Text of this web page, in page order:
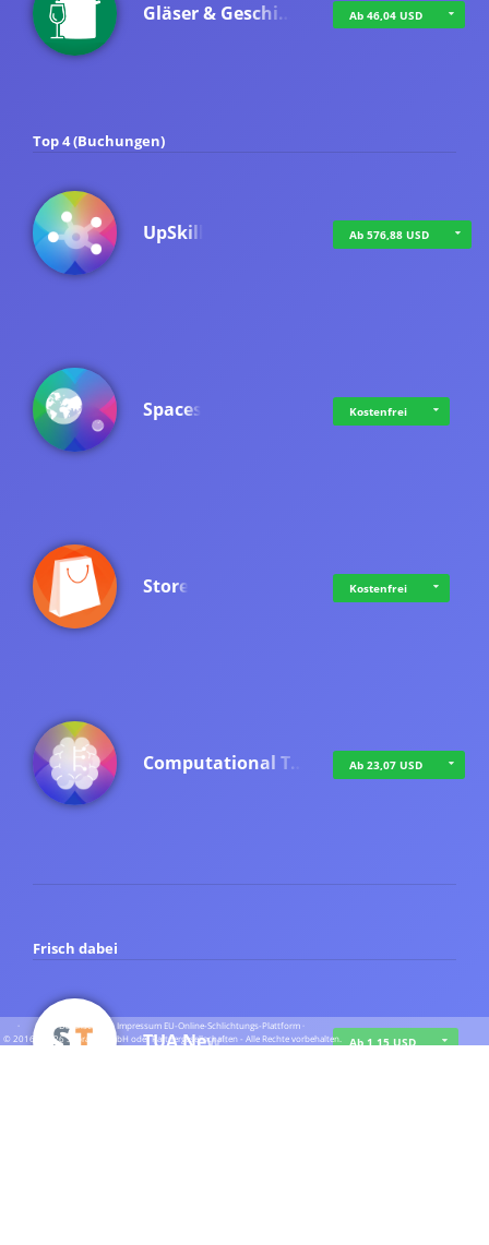
Gläser & Geschi… Ab 46,04 USD
Top 4 (Buchungen)
UpSkill Ab 576,88 USD
Spaces Kostenfrei
Store Kostenfrei
Computational T… Ab 23,07 USD
Frisch dabei
TUA News Ab 1,15 USD
· · ·Datenschutz · Impressum EU-Online-Schlichtungs-Plattform ·
© 2016 - 2026 SupraTix GmbH oder Partnergesellschaften - Alle Rechte vorbehalten.